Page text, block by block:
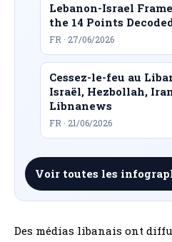
Lebanon-Israel
the 14 Points
FR · 27/06/2026
Cessez-le-feu au
Israël, Hezbollah,
Libnanews
FR · 21/06/2026
Voir toutes les
Des médias libanais ont